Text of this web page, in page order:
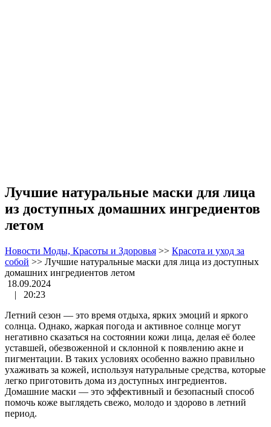
Лучшие натуральные маски для лица
из доступных домашних ингредиентов
летом
Новости Моды, Красоты и Здоровья >> Красота и уход за
собой >> Лучшие натуральные маски для лица из доступных
домашних ингредиентов летом
18.09.2024
|
20:23
Летний сезон — это время отдыха, ярких эмоций и яркого
солнца. Однако, жаркая погода и активное солнце могут
негативно сказаться на состоянии кожи лица, делая её более
уставшей, обезвоженной и склонной к появлению акне и
пигментации. В таких условиях особенно важно правильно
ухаживать за кожей, используя натуральные средства, которые
легко приготовить дома из доступных ингредиентов.
Домашние маски — это эффективный и безопасный способ
помочь коже выглядеть свежо, молодо и здорово в летний
период.